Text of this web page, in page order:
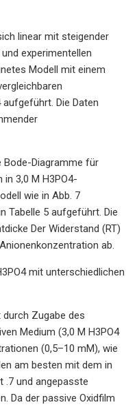
linear mit steigender
experimentellen
Modell mit einem
Die Daten
Bode-Diagramme für
3,0 M H3PO4-
wie in Abb. 7
Tabelle 5 aufgeführt. Die
Der Widerstand (RT)
ab.
mit unterschiedlichen
Zugabe des
Medium (3,0 M H3PO4
(0,5–10 mM), wie
am besten mit dem in
.7 und angepasste
Da der passive Oxidfilm